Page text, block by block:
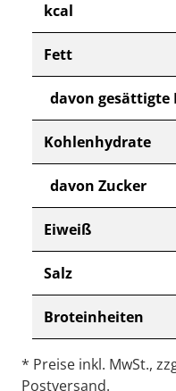
kcal
Fett
davon gesättigte
Kohlenhydrate
davon Zucker
Eiweiß
Salz
Broteinheiten
* Preise inkl. MwSt.,
Postversand.